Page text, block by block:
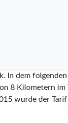
In dem
8 Kilometern
wurde der